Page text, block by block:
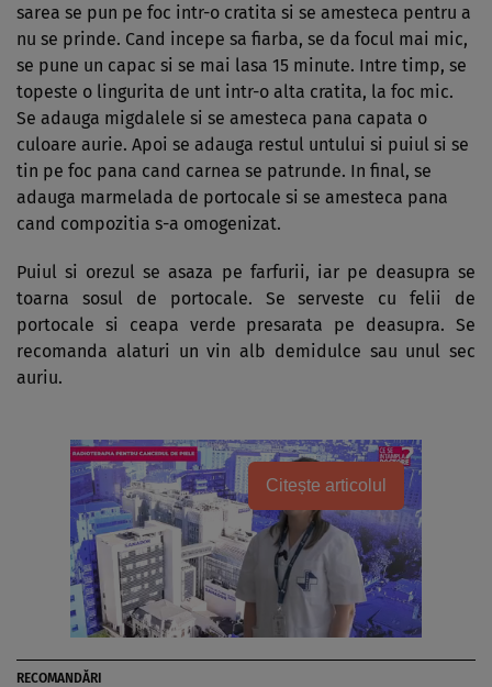
sarea se pun pe foc intr-o cratita si se amesteca pentru a
nu se prinde. Cand incepe sa fiarba, se da focul mai mic,
se pune un capac si se mai lasa 15 minute. Intre timp, se
topeste o lingurita de unt intr-o alta cratita, la foc mic.
Se adauga migdalele si se amesteca pana capata o
culoare aurie. Apoi se adauga restul untului si puiul si se
tin pe foc pana cand carnea se patrunde. In final, se
adauga marmelada de portocale si se amesteca pana
cand compozitia s-a omogenizat.
Puiul si orezul se asaza pe farfurii, iar pe deasupra se
toarna sosul de portocale. Se serveste cu felii de
portocale si ceapa verde presarata pe deasupra. Se
recomanda alaturi un vin alb demidulce sau unul sec
auriu.
Citește articolul
RECOMANDĂRI